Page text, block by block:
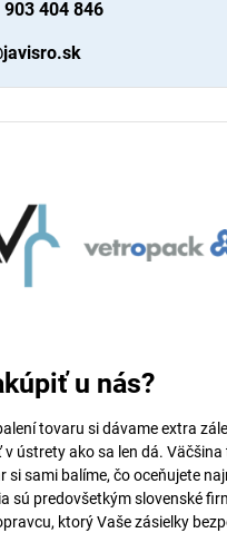
903 404 846
u nás?
tovaru si dávame extra
ústrety ako sa len dá.
si sami balíme, čo oceňujete
sú predovšetkým slovenské
ktorý Vaše zásielky